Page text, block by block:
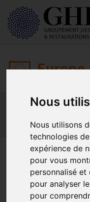
Nous
Nous utilisons
technologies
expérience de
pour vous
personnalisé
pour analyser
pour
Europe
Actualités
Mon Parc Num
L’heure
sur les OTAs